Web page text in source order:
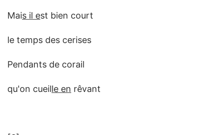
Mais il est bien court
le temps des cerises
Pendants de corail
qu'on cueille en rêvant